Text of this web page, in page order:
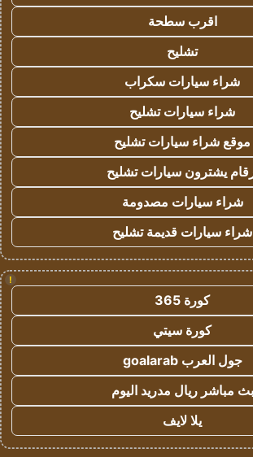
اقرب سطحة
تشليح
شراء سيارات سكراب
شراء سيارات تشليح
موقع شراء سيارات تشليح
يشترون سيارات تشليح
شراء سيارات مصدومة
شراء سيارات قديمة تشليح
!
كورة 365
كورة سيتي
جول العرب goalarab
بث مباشر ريال مدريد اليوم
يلا لايف